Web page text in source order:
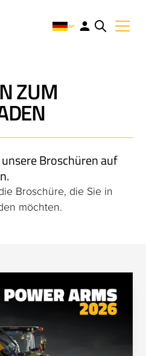
ZUM
Broschüren auf
Broschüre, die Sie in
möchten.